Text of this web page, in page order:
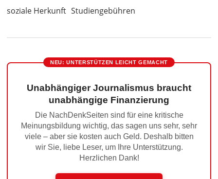
soziale Herkunft Studiengebühren
NEU: UNTERSTÜTZEN LEICHT GEMACHT
Unabhängiger Journalismus braucht
unabhängige Finanzierung
Die NachDenkSeiten sind für eine kritische
Meinungsbildung wichtig, das sagen uns sehr, sehr
viele – aber sie kosten auch Geld. Deshalb bitten
wir Sie, liebe Leser, um Ihre Unterstützung.
Herzlichen Dank!